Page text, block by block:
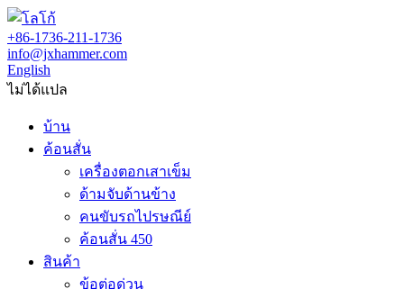
+86-1736-211-1736
info@jxhammer.com
English
ไม่ได้แปล
บ้าน
ค้อนสั่น
เครื่องตอกเสาเข็ม
ด้ามจับด้านข้าง
คนขับรถไปรษณีย์
ค้อนสั่น 450
สินค้า
ข้อต่อด่วน